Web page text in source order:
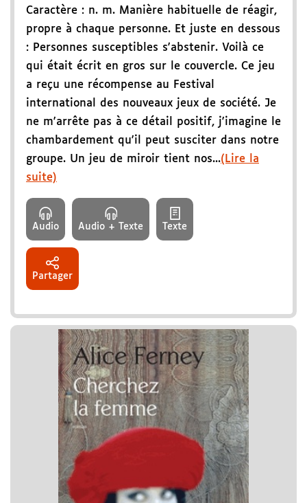
Caractère : n. m. Manière habituelle de réagir,
propre à chaque personne. Et juste en dessous
: Personnes susceptibles s'abstenir. Voilà ce
qui était écrit en gros sur le couvercle. Ce jeu
a reçu une récompense au Festival
international des nouveaux jeux de société. Je
ne m'arrête pas à ce détail positif, j'imagine le
chambardement qu'il peut susciter dans notre
groupe. Un jeu de miroir tient nos...(Lire la
suite)
Audio Audio + Texte Texte
Partager